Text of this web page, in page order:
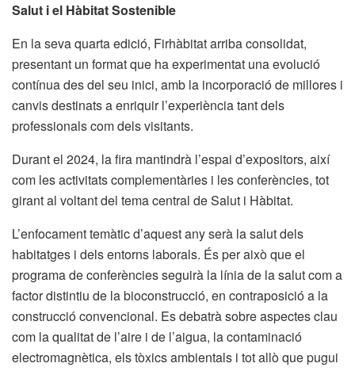
Salut i el Hàbitat Sostenible
En la seva quarta edició, Firhàbitat arriba consolidat,
presentant un format que ha experimentat una evolució
contínua des del seu inici, amb la incorporació de millores i
canvis destinats a enriquir l’experiència tant dels
professionals com dels visitants.
Durant el 2024, la fira mantindrà l’espai d’expositors, així
com les activitats complementàries i les conferències, tot
girant al voltant del tema central de Salut i Hàbitat.
L’enfocament temàtic d’aquest any serà la salut dels
habitatges i dels entorns laborals. És per això que el
programa de conferències seguirà la línia de la salut com a
factor distintiu de la bioconstrucció, en contraposició a la
construcció convencional. Es debatrà sobre aspectes clau
com la qualitat de l’aire i de l’aigua, la contaminació
electromagnètica, els tòxics ambientals i tot allò que pugui